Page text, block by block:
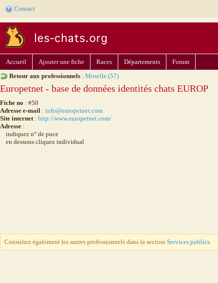
Contact
Accueil Ajouter une fiche Races Départements
Forum
Retour aux professionnels : Moselle (57)
Europetnet - base de données identités chats EUROP
Fiche no : #50
Adresse e-mail : info@europetnet.com
Site internet: http://www.europetnet.com/
Adresse :
indiquez n° de puce
en dessous cliquez individual
Consultez également les autres professionnels dans la section Services publics.